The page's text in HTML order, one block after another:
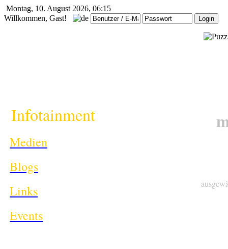
Montag, 10. August 2026, 06:15
Willkommen, Gast!
Infotainment
Medien
Blogs
Links
Events